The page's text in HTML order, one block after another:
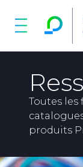
Toutes les
produits